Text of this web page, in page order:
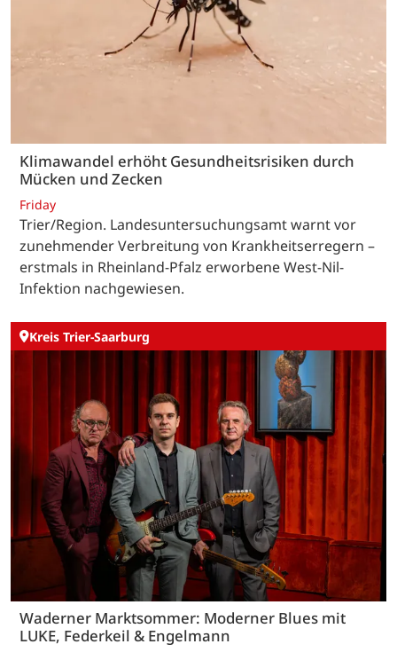
Klimawandel erhöht Gesundheitsrisiken durch
Mücken und Zecken
Friday
Trier/Region. Landesuntersuchungsamt warnt vor
zunehmender Verbreitung von Krankheitserregern –
erstmals in Rheinland-Pfalz erworbene West-Nil-
Infektion nachgewiesen.
Kreis Trier-Saarburg
Waderner Marktsommer: Moderner Blues mit
LUKE, Federkeil & Engelmann